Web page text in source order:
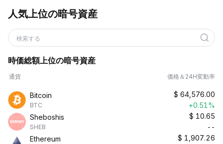
人気上位の暗号資産
検索する
時価総額上位の暗号資産
通貨 価格＆24H変動率
Bitcoin
BTC
$ 64,576.00
+0.51%
Sheboshis
SHEB
$ 10.65
--
Ethereum
$ 1,907.26